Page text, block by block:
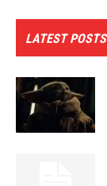
LATEST POSTS